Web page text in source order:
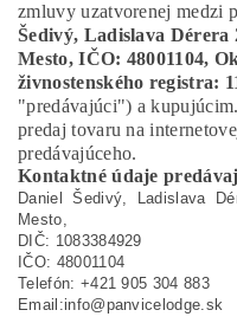
zmluvy uzatvorenej medzi
Šedivý, Ladislava Dérera
Mesto, IČO: 48001104,
živnostenského registra:
"predávajúci") a
predaj tovaru na
predávajúceho.
Kontaktné údaje
Daniel Šedivý, Ladislava
Mesto,
DIČ: 1083384929
IČO: 48001104
Telefón: +421 905 304 883
Email:info@panvicelodge.sk